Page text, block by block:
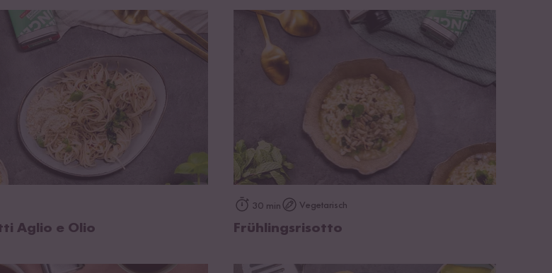
Aglio e Olio
30 min Vegetarisch
Frühlingsrisotto